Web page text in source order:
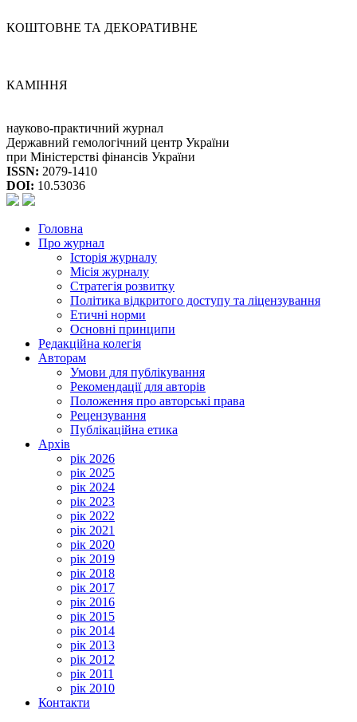
КОШТОВНЕ ТА ДЕКОРАТИВНЕ
КАМІННЯ
науково-практичний журнал
Державний гемологічний центр України
при Міністерстві фінансів України
ISSN: 2079-1410
DOI: 10.53036
Головна
Про журнал
Історія журналу
Місія журналу
Стратегія розвитку
Політика відкритого доступу та ліцензування
Етичні норми
Основні принципи
Редакційна колегія
Авторам
Умови для публікування
Рекомендації для авторів
Положення про авторські права
Рецензування
Публікаційна етика
Архів
рік 2026
рік 2025
рік 2024
рік 2023
рік 2022
рік 2021
рік 2020
рік 2019
рік 2018
рік 2017
рік 2016
рік 2015
рік 2014
рік 2013
рік 2012
рік 2011
рік 2010
Контакти